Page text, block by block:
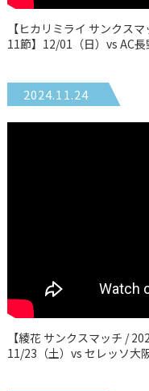
【ヒカリミライ サンクス
11節】12/01（日）vs AC
2024.11.24
【綾花 サンクスマッチ /
11/23（土）vs セレッソ大